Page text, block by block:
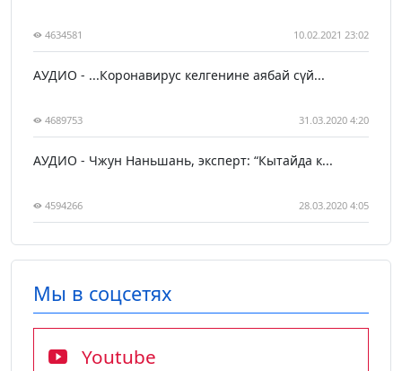
4634581 10.02.2021 23:02
АУДИО - ...Коронавирус келгенине аябай сүй...
4689753 31.03.2020 4:20
АУДИО - Чжун Наньшань, эксперт: “Кытайда к...
4594266 28.03.2020 4:05
Мы в соцсетях
Youtube